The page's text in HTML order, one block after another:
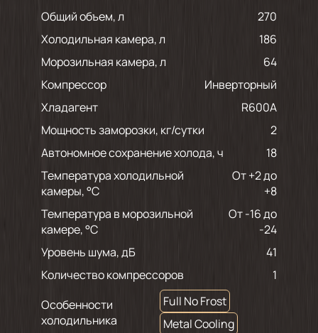
Общий объем, л
270
Холодильная камера, л
186
Морозильная камера, л
64
Компрессор
Инверторный
Хладагент
R600A
Мощность заморозки, кг/сутки
2
Автономное сохранение холода, ч
18
Температура холодильной
камеры, °С
От +2 до
+8
Температура в морозильной
камере, °С
От -16 до
-24
Уровень шума, дБ
41
Количество компрессоров
1
Особенности
холодильника
Full No Frost
Metal Cooling